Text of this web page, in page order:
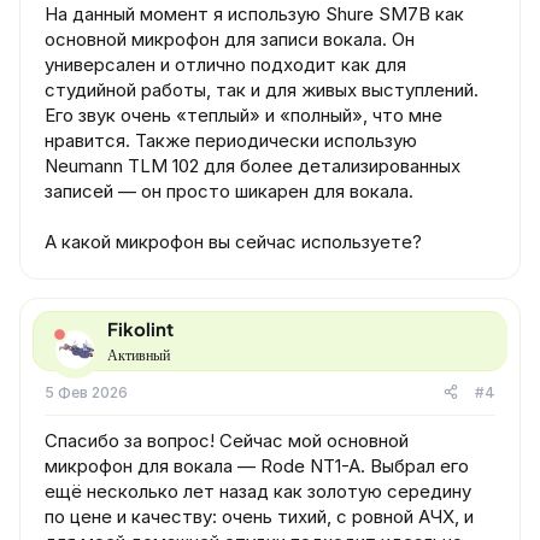
На данный момент я использую Shure SM7B как
основной микрофон для записи вокала. Он
универсален и отлично подходит как для
студийной работы, так и для живых выступлений.
Его звук очень «теплый» и «полный», что мне
нравится. Также периодически использую
Neumann TLM 102 для более детализированных
записей — он просто шикарен для вокала.
А какой микрофон вы сейчас используете?
Fikolint
Активный
5 Фев 2026 #4
Спасибо за вопрос! Сейчас мой основной
микрофон для вокала — Rode NT1-A. Выбрал его
ещё несколько лет назад как золотую середину
по цене и качеству: очень тихий, с ровной АЧХ, и